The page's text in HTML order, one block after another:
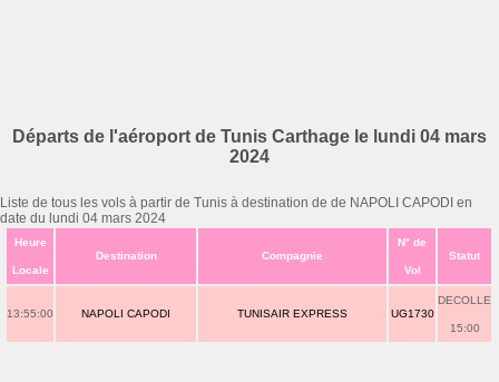
Départs de l'aéroport de Tunis Carthage le lundi 04 mars
2024
Liste de tous les vols à partir de Tunis à destination de de NAPOLI CAPODI en
date du lundi 04 mars 2024
Heure
Locale
Destination Compagnie
N° de
Vol
Statut
13:55:00 NAPOLI CAPODI TUNISAIR EXPRESS UG1730
DECOLLE
15:00